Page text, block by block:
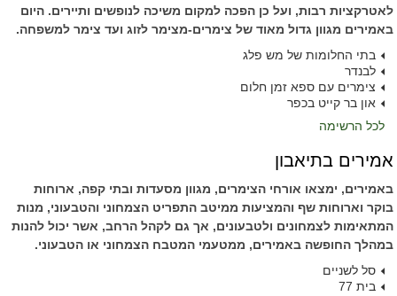
לאטרקציות רבות, ועל כן הפכה למקום משיכה לנופשים ותיירים. היום
באמירים מגוון גדול מאוד של צימרים-מצימר לזוג ועד צימר למשפחה.
בתי החלומות של מש פלג
לבנדר
צימרים עם ספא זמן חלום
און בר קייט בכפר
לכל הרשימה
אמירים בתיאבון
באמירים, ימצאו אורחי הצימרים, מגוון מסעדות ובתי קפה, ארוחות
בוקר וארוחות שף והמציעות ממיטב התפריט הצמחוני והטבעוני, מנות
המתאימות לצמחונים ולטבעונים, אך גם לקהל הרחב, אשר יכול להנות
במהלך החופשה באמירים, ממטעמי המטבח הצמחוני או הטבעוני.
סל לשניים
בית 77